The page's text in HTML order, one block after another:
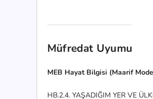
Müfredat Uyumu
MEB Hayat Bilgisi (Maarif
HB.2.4. YAŞADIĞIM YER VE